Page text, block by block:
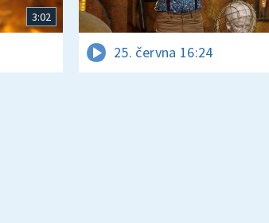
3:02
25. června 16:24